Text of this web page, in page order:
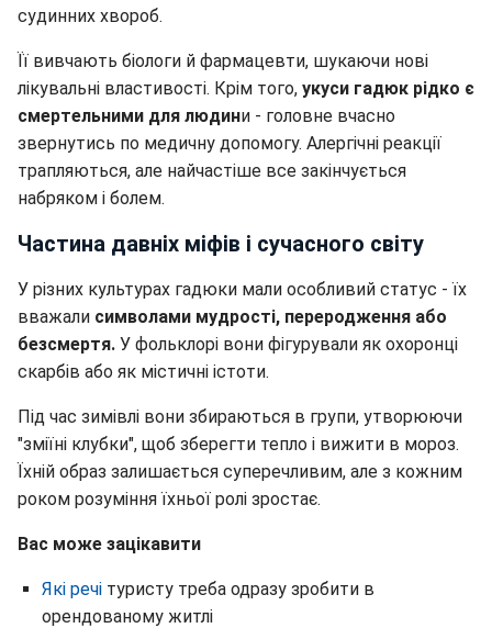
судинних хвороб.
Її вивчають біологи й фармацевти, шукаючи нові
лікувальні властивості. Крім того, укуси гадюк рідко є
смертельними для людини - головне вчасно
звернутись по медичну допомогу. Алергічні реакції
трапляються, але найчастіше все закінчується
набряком і болем.
Частина давніх міфів і сучасного світу
У різних культурах гадюки мали особливий статус - їх
вважали символами мудрості, переродження або
безсмертя. У фольклорі вони фігурували як охоронці
скарбів або як містичні істоти.
Під час зимівлі вони збираються в групи, утворюючи
"зміїні клубки", щоб зберегти тепло і вижити в мороз.
Їхній образ залишається суперечливим, але з кожним
роком розуміння їхньої ролі зростає.
Вас може зацікавити
Які речі туристу треба одразу зробити в
орендованому житлі